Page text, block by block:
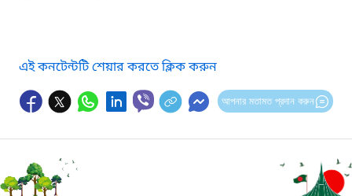
এই কনটেন্টটি শেয়ার করতে ক্লিক করুন
আপনার মতামত প্রদান করুন